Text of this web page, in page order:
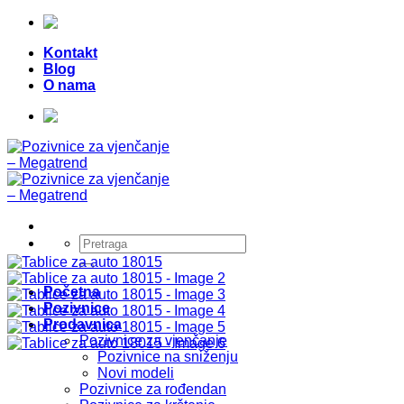
Skip
contentKontakt
Blog
O nama
Pretraži:
Početna
Pozivnice
Prodavnica
Pozivnice za vjenčanje
Pozivnice na sniženju
Novi modeli
Pozivnice za rođendan